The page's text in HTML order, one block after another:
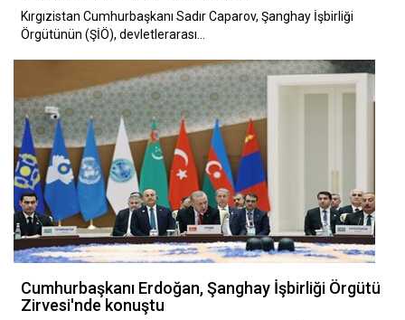
Kırgızistan Cumhurbaşkanı Sadır Caparov, Şanghay İşbirliği
Örgütünün (ŞİÖ), devletlerarası…
Cumhurbaşkanı Erdoğan, Şanghay İşbirliği Örgütü
Zirvesi'nde konuştu